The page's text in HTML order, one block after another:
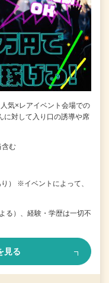
気×レアイベント会場での
に対して入り口の誘導や席
含む
） ※イベントによって、
る）、経験・学歴は一切不
見る